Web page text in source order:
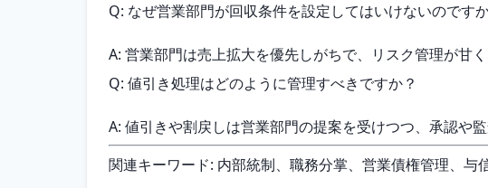
Q: なぜ営業部門が回収条件を設定してはいけないのです
A: 営業部門は売上拡大を優先しがちで、リスク管理が甘
Q: 値引き処理はどのように管理すべきですか？
A: 値引きや割戻しは営業部門の提案を受けつつ、承認や
関連キーワード: 内部統制、職務分掌、営業債権管理、与